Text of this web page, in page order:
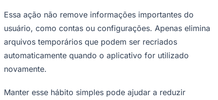
Essa ação não remove informações importantes do
usuário, como contas ou configurações. Apenas elimina
arquivos temporários que podem ser recriados
automaticamente quando o aplicativo for utilizado
novamente.
Manter esse hábito simples pode ajudar a reduzir